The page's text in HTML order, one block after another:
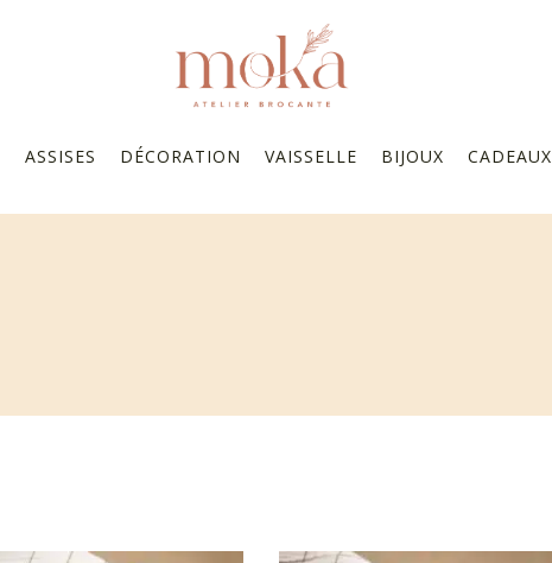
ASSISES DÉCORATION VAISSELLE BIJOUX CADEAUX